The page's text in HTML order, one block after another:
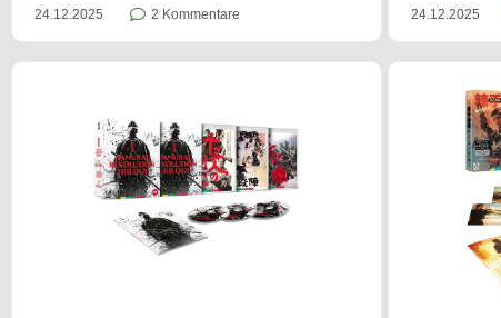
24.12.2025 2 Kommentare 24.12.2025